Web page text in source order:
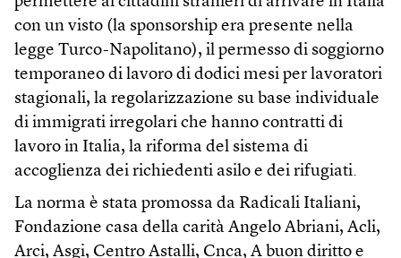
con un visto (la sponsorship era presente nella
legge Turco-Napolitano), il permesso di soggiorno
temporaneo di lavoro di dodici mesi per lavoratori
stagionali, la regolarizzazione su base individuale
di immigrati irregolari che hanno contratti di
lavoro in Italia, la riforma del sistema di
accoglienza dei richiedenti asilo e dei rifugiati.
La norma è stata promossa da Radicali Italiani,
Fondazione casa della carità Angelo Abriani, Acli,
Arci, Asgi, Centro Astalli, Cnca, A buon diritto e